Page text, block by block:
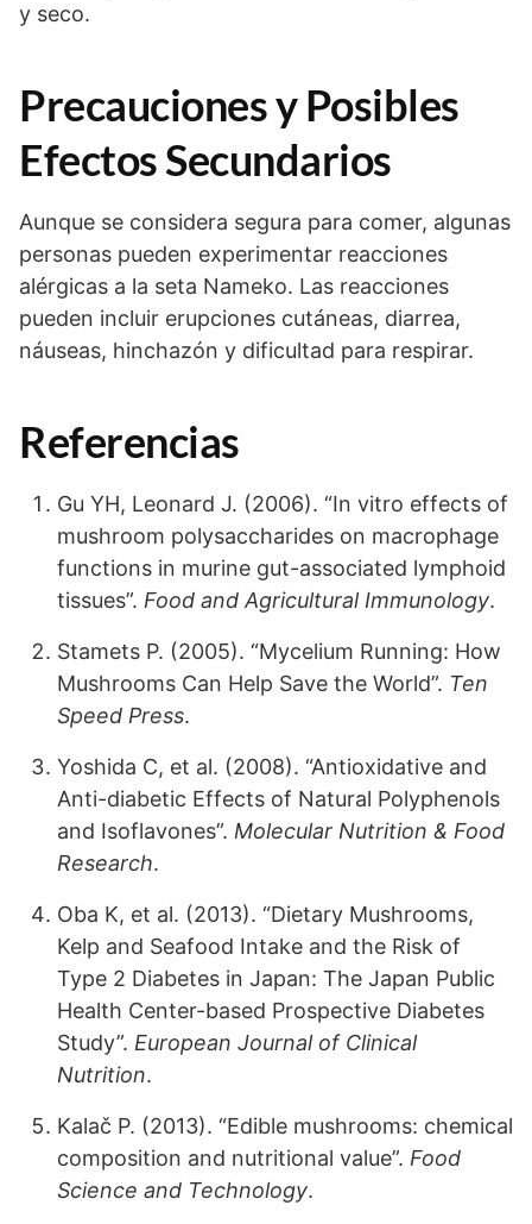
y seco.
Precauciones y Posibles
Efectos Secundarios
Aunque se considera segura para comer, algunas
personas pueden experimentar reacciones
alérgicas a la seta Nameko. Las reacciones
pueden incluir erupciones cutáneas, diarrea,
náuseas, hinchazón y dificultad para respirar.
Referencias
Gu YH, Leonard J. (2006). “In vitro effects of
mushroom polysaccharides on macrophage
functions in murine gut-associated lymphoid
tissues”. Food and Agricultural Immunology.
Stamets P. (2005). “Mycelium Running: How
Mushrooms Can Help Save the World”. Ten
Speed Press.
Yoshida C, et al. (2008). “Antioxidative and
Anti-diabetic Effects of Natural Polyphenols
and Isoflavones”. Molecular Nutrition & Food
Research.
Oba K, et al. (2013). “Dietary Mushrooms,
Kelp and Seafood Intake and the Risk of
Type 2 Diabetes in Japan: The Japan Public
Health Center-based Prospective Diabetes
Study”. European Journal of Clinical
Nutrition.
Kalač P. (2013). “Edible mushrooms: chemical
composition and nutritional value”. Food
Science and Technology.